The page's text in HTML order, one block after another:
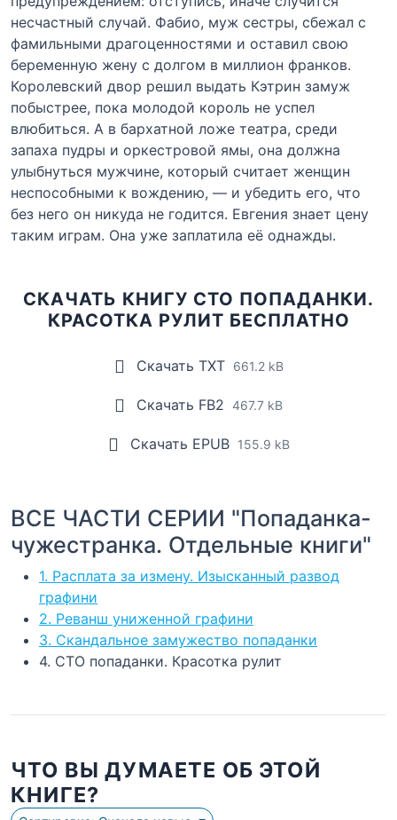
несчастный случай. Фабио, муж сестры, сбежал с
фамильными драгоценностями и оставил свою
беременную жену с долгом в миллион франков.
Королевский двор решил выдать Кэтрин замуж
побыстрее, пока молодой король не успел
влюбиться. А в бархатной ложе театра, среди
запаха пудры и оркестровой ямы, она должна
улыбнуться мужчине, который считает женщин
неспособными к вождению, — и убедить его, что
без него он никуда не годится. Евгения знает цену
таким играм. Она уже заплатила её однажды.
СКАЧАТЬ КНИГУ СТО ПОПАДАНКИ.
КРАСОТКА РУЛИТ БЕСПЛАТНО
Скачать TXT 661.2 kB
Скачать FB2 467.7 kB
Скачать EPUB 155.9 kB
ВСЕ ЧАСТИ СЕРИИ "Попаданка-
чужестранка. Отдельные книги"
1. Расплата за измену. Изысканный развод
графини
2. Реванш униженной графини
3. Скандальное замужество попаданки
4. СТО попаданки. Красотка рулит
ЧТО ВЫ ДУМАЕТЕ ОБ ЭТОЙ
КНИГЕ?